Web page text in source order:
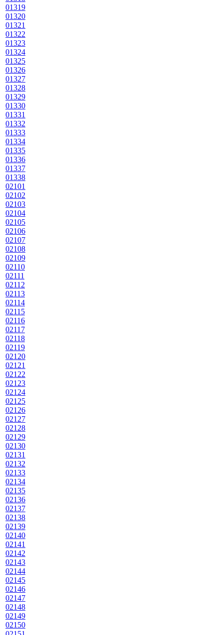
01319
01320
01321
01322
01323
01324
01325
01326
01327
01328
01329
01330
01331
01332
01333
01334
01335
01336
01337
01338
02101
02102
02103
02104
02105
02106
02107
02108
02109
02110
02111
02112
02113
02114
02115
02116
02117
02118
02119
02120
02121
02122
02123
02124
02125
02126
02127
02128
02129
02130
02131
02132
02133
02134
02135
02136
02137
02138
02139
02140
02141
02142
02143
02144
02145
02146
02147
02148
02149
02150